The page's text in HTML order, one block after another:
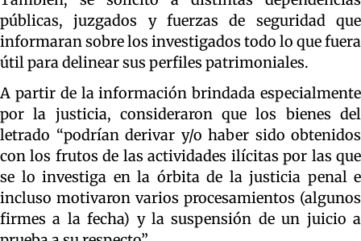
públicas, juzgados y fuerzas de seguridad que
informaran sobre los investigados todo lo que fuera
útil para delinear sus perfiles patrimoniales.
A partir de la información brindada especialmente
por la justicia, consideraron que los bienes del
letrado “podrían derivar y/o haber sido obtenidos
con los frutos de las actividades ilícitas por las que
se lo investiga en la órbita de la justicia penal e
incluso motivaron varios procesamientos (algunos
firmes a la fecha) y la suspensión de un juicio a